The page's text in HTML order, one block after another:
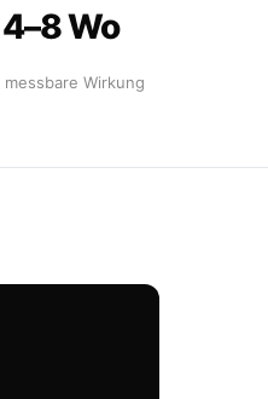
4–8 Wo
messbare Wirkung